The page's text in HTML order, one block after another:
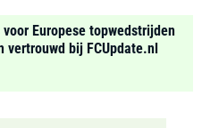
Europese topwedstrijden
vertrouwd bij FCUpdate.nl